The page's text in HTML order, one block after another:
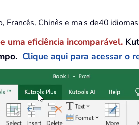
Francês, Chinês e mais de40 idiomas!
uma eficiência incomparável.
Clique aqui para acessar o